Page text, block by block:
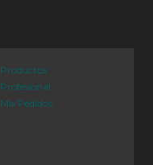
Productos
Profesional
Mis Pedidos